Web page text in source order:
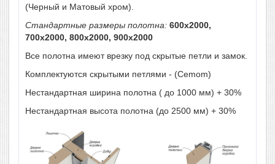
(Черный и Матовый хром).
Стандартные размеры полотна: 600x2000,
700x2000, 800x2000, 900x2000
Все полотна имеют врезку под скрытые петли и замок.
Комплектуются скрытыми петлями - (Cemom)
Нестандартная ширина полотна ( до 1000 мм) + 30%
Нестандартная высота полотна (до 2500 мм) + 30%